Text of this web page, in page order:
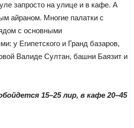
запросто на улице и в кафе. А
айраном. Многие палатки с
с основными
у Египетского и Гранд базаров,
Валиде Султан, башни Баязит и
15–25 лир, в кафе 20–45